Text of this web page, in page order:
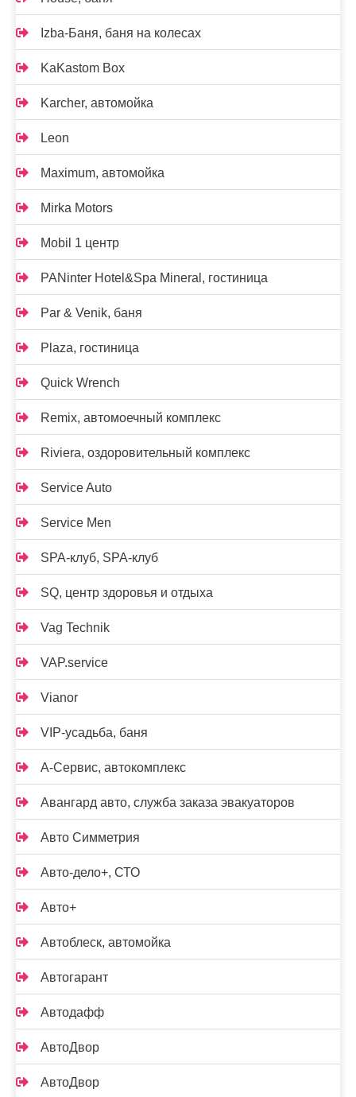
Izba-Баня, баня на колесах
KaKastom Box
Karcher, автомойка
Leon
Maximum, автомойка
Mirka Motors
Mobil 1 центр
PANinter Hotel&Spa Mineral, гостиница
Par & Venik, баня
Plaza, гостиница
Quick Wrench
Remix, автомоечный комплекс
Riviera, оздоровительный комплекс
Service Auto
Service Men
SPA-клуб, SPA-клуб
SQ, центр здоровья и отдыха
Vag Technik
VAP.service
Vianor
VIP-усадьба, баня
А-Сервис, автокомплекс
Авангард авто, служба заказа эвакуаторов
Авто Симметрия
Авто-дело+, СТО
Авто+
Автоблеск, автомойка
Автогарант
Автодафф
АвтоДвор
АвтоДвор